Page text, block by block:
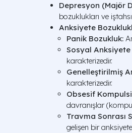
Depresyon (Majör
bozuklukları ve
Anksiyete
Panik Bozukluk:
Sosyal
karakterizedir.
Genelleştirilmiş
karakterizedir.
Obsesif
davranışlar
Travma Sonrası
gelişen bir